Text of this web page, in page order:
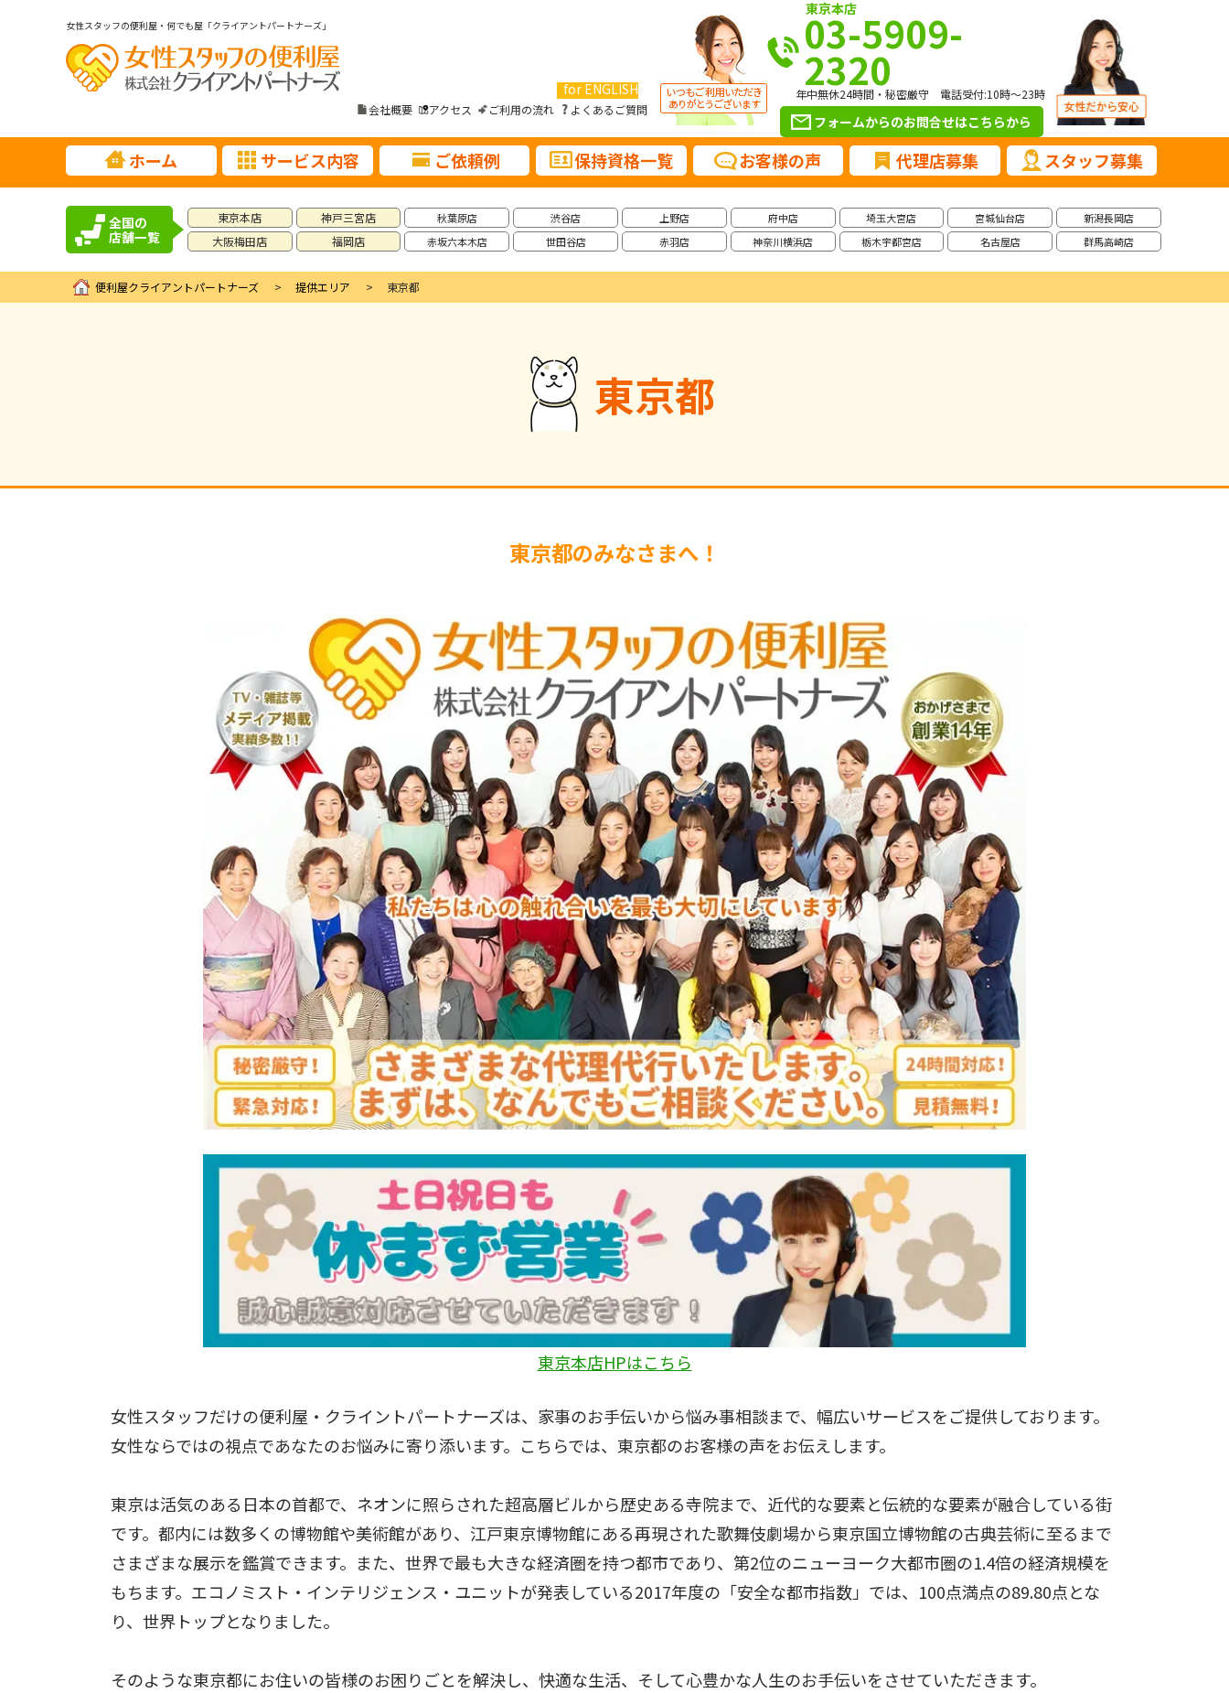
女性スタッフの便利屋・何でも屋「クライアントパートナーズ」
for ENGLISH
会社概要 アクセス ご利用の流れ よくあるご質問
東京本店
03-5909-
2320
年中無休24時間・秘密厳守 電話受付:10時～23時
フォームからのお問合せはこちらから
ホーム サービス内容 ご依頼例 保持資格一覧 お客様の声 代理店募集 スタッフ募集
全国の
店舗一覧
東京本店
大阪梅田店
神戸三宮店
福岡店
秋葉原店
赤坂六本木店
渋谷店
世田谷店
上野店
赤羽店
府中店
神奈川横浜店
埼玉大宮店
栃木宇都宮店
宮城仙台店
名古屋店
新潟長岡店
群馬高崎店
便利屋クライアントパートナーズ 提供エリア 東京都
東京都
東京都のみなさまへ！
東京本店HPはこちら
女性スタッフだけの便利屋・クライントパートナーズは、家事のお手伝いから悩み事相談まで、幅広いサービスをご提供しております。
女性ならではの視点であなたのお悩みに寄り添います。こちらでは、東京都のお客様の声をお伝えします。
東京は活気のある日本の首都で、ネオンに照らされた超高層ビルから歴史ある寺院まで、近代的な要素と伝統的な要素が融合している街
です。都内には数多くの博物館や美術館があり、江戸東京博物館にある再現された歌舞伎劇場から東京国立博物館の古典芸術に至るまで
さまざまな展示を鑑賞できます。また、世界で最も大きな経済圏を持つ都市であり、第2位のニューヨーク大都市圏の1.4倍の経済規模を
もちます。エコノミスト・インテリジェンス・ユニットが発表している2017年度の「安全な都市指数」では、100点満点の89.80点とな
り、世界トップとなりました。
そのような東京都にお住いの皆様のお困りごとを解決し、快適な生活、そして心豊かな人生のお手伝いをさせていただきます。